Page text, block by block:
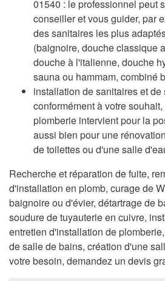
01540 : le professionnel peut
conseiller et vous guider, par
des sanitaires les plus
(baignoire, douche classique
douche à l'italienne, douche
sauna ou hammam, combiné
installation de sanitaires et
conformément à votre
plomberie intervient pour la
aussi bien pour une
de toilettes ou d'une salle
Recherche et réparation de fuite,
d'installation en plomb, curage de
baignoire ou d'évier, détartrage de
soudure de tuyauterie en cuivre,
entretien d'installation de
de salle de bains, création d'une
votre besoin, demandez un devis